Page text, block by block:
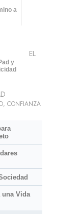
a
y
EL
CONFIANZA
una Vida